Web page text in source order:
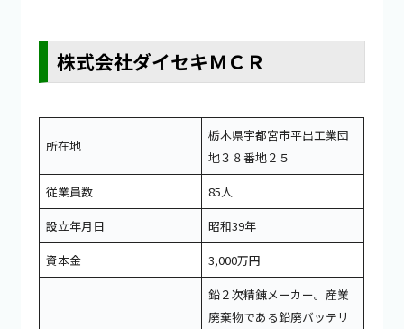
株式会社ダイセキＭＣＲ
所在地
栃木県宇都宮市平出工業団
地３８番地２５
従業員数
85人
設立年月日
昭和39年
資本金
3,000万円
鉛２次精錬メーカー。産業
廃棄物である鉛廃バッテリ